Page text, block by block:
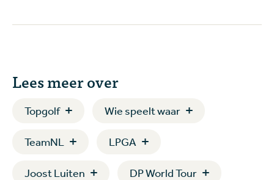
Lees meer over
Topgolf Wie speelt waar
TeamNL LPGA
Joost Luiten DP World Tour